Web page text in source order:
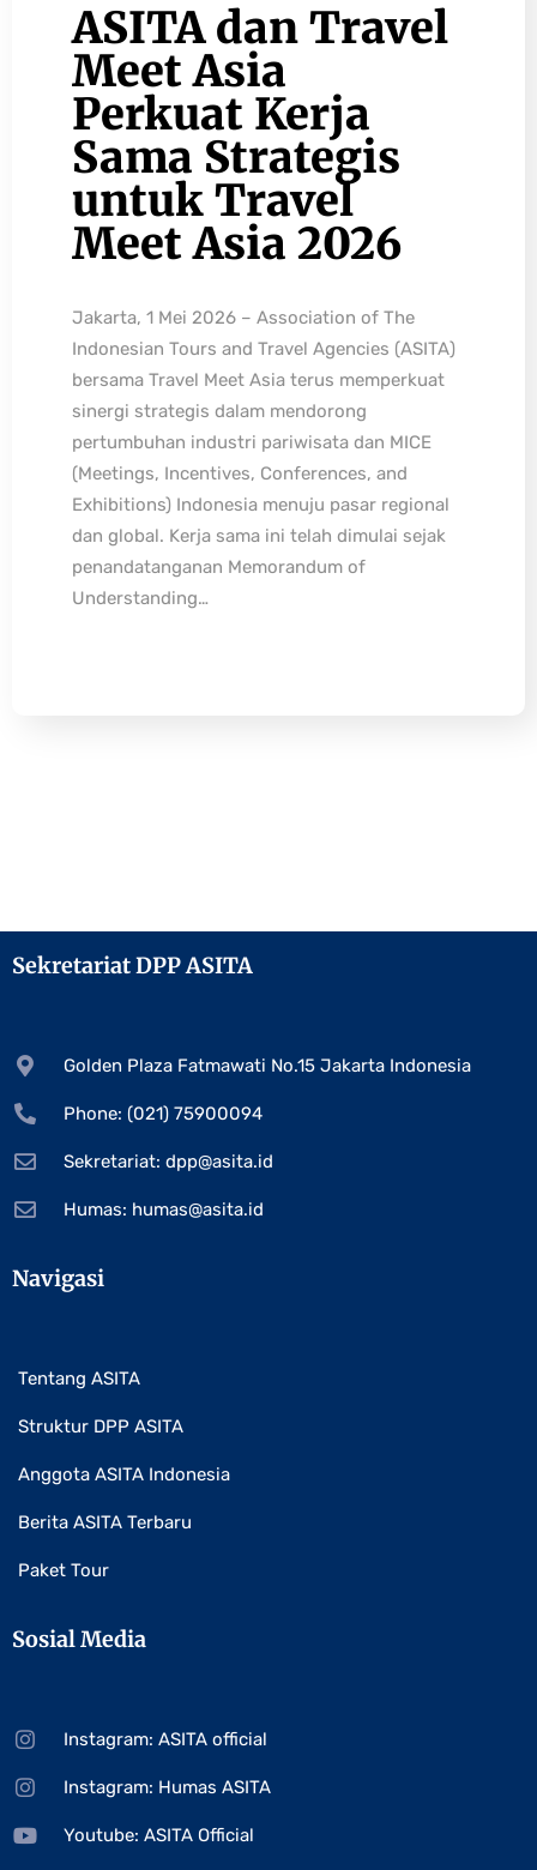
ASITA dan Travel
Meet Asia
Perkuat Kerja
Sama Strategis
untuk Travel
Meet Asia 2026
Jakarta, 1 Mei 2026 – Association of The
Indonesian Tours and Travel Agencies (ASITA)
bersama Travel Meet Asia terus memperkuat
sinergi strategis dalam mendorong
pertumbuhan industri pariwisata dan MICE
(Meetings, Incentives, Conferences, and
Exhibitions) Indonesia menuju pasar regional
dan global. Kerja sama ini telah dimulai sejak
penandatanganan Memorandum of
Understanding…
Sekretariat DPP ASITA
Golden Plaza Fatmawati No.15 Jakarta Indonesia
Phone: (021) 75900094
Sekretariat: dpp@asita.id
Humas: humas@asita.id
Navigasi
Tentang ASITA
Struktur DPP ASITA
Anggota ASITA Indonesia
Berita ASITA Terbaru
Paket Tour
Sosial Media
Instagram: ASITA official
Instagram: Humas ASITA
Youtube: ASITA Official